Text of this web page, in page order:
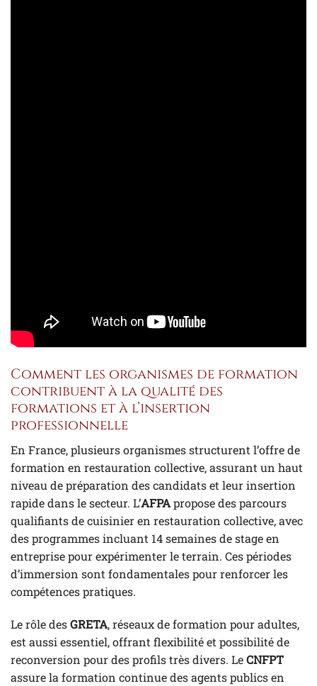
Comment les organismes de formation
contribuent à la qualité des
formations et à l’insertion
professionnelle
En France, plusieurs organismes structurent l’offre de
formation en restauration collective, assurant un haut
niveau de préparation des candidats et leur insertion
rapide dans le secteur. L’AFPApropose des parcours
qualifiants de cuisinier en restauration collective, avec
des programmes incluant 14 semaines de stage en
entreprise pour expérimenter le terrain. Ces périodes
d’immersion sont fondamentales pour renforcer les
compétences pratiques.
Le rôle desGRETA, réseaux de formation pour adultes,
est aussi essentiel, offrant flexibilité et possibilité de
reconversion pour des profils très divers. LeCNFPT
assure la formation continue des agents publics en